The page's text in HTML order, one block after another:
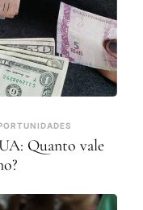
Quanto vale